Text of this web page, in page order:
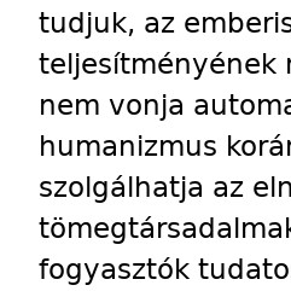
tudjuk, az
teljesítményének
nem vonja
humanizmus
szolgálhatja az
fogyasztók